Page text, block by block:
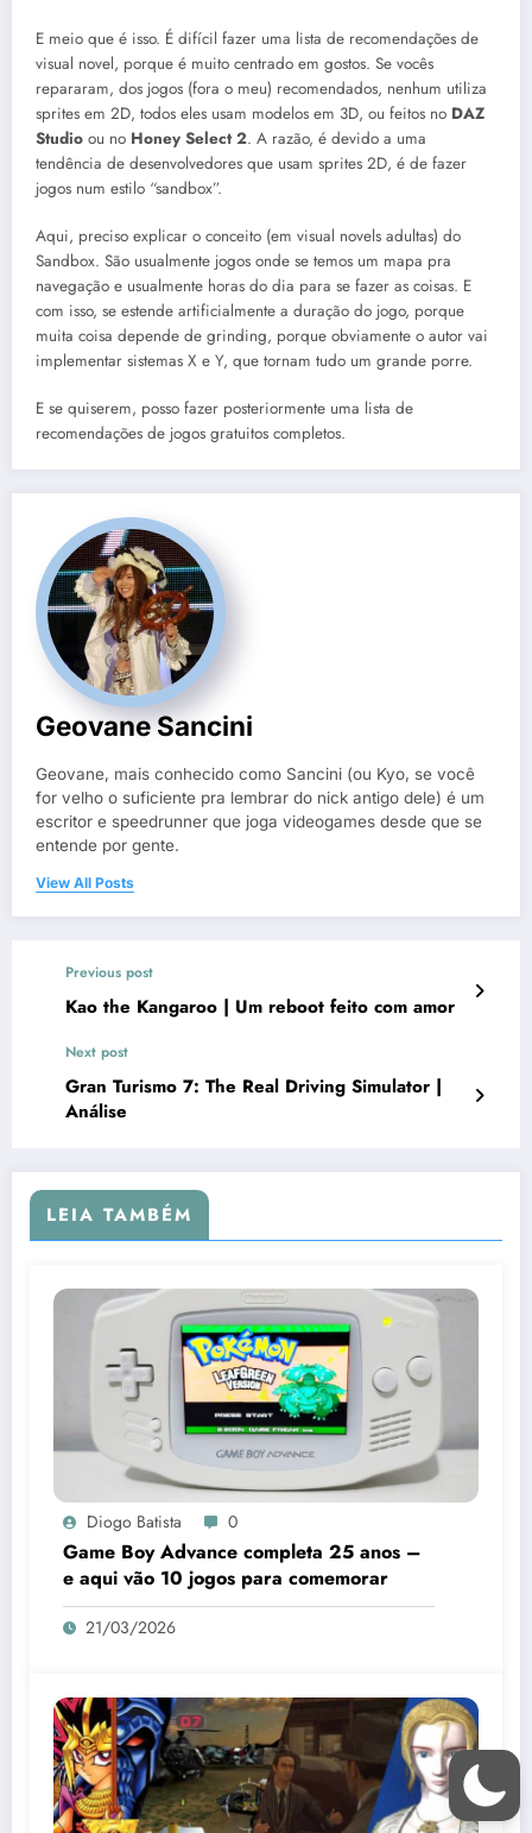
E meio que é isso. É difícil fazer uma lista de recomendações de
visual novel, porque é muito centrado em gostos. Se vocês
repararam, dos jogos (fora o meu) recomendados, nenhum utiliza
sprites em 2D, todos eles usam modelos em 3D, ou feitos no DAZ
Studio ou no Honey Select 2. A razão, é devido a uma
tendência de desenvolvedores que usam sprites 2D, é de fazer
jogos num estilo “sandbox”.
Aqui, preciso explicar o conceito (em visual novels adultas) do
Sandbox. São usualmente jogos onde se temos um mapa pra
navegação e usualmente horas do dia para se fazer as coisas. E
com isso, se estende artificialmente a duração do jogo, porque
muita coisa depende de grinding, porque obviamente o autor vai
implementar sistemas X e Y, que tornam tudo um grande porre.
E se quiserem, posso fazer posteriormente uma lista de
recomendações de jogos gratuitos completos.
Geovane Sancini
Geovane, mais conhecido como Sancini (ou Kyo, se você
for velho o suficiente pra lembrar do nick antigo dele) é um
escritor e speedrunner que joga videogames desde que se
entende por gente.
View All Posts
Previous post
Kao the Kangaroo | Um reboot feito com amor
Next post
Gran Turismo 7: The Real Driving Simulator |
Análise
LEIA TAMBÉM
Diogo Batista 0
Game Boy Advance completa 25 anos –
e aqui vão 10 jogos para comemorar
21/03/2026